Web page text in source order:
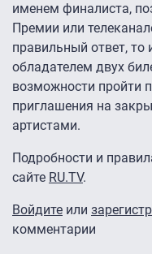
именем финалиста,
Премии или
правильный ответ, то
обладателем двух
возможности пройти
приглашения на
артистами.
Подробности и
сайте RU.TV.
Войдите или
комментарии